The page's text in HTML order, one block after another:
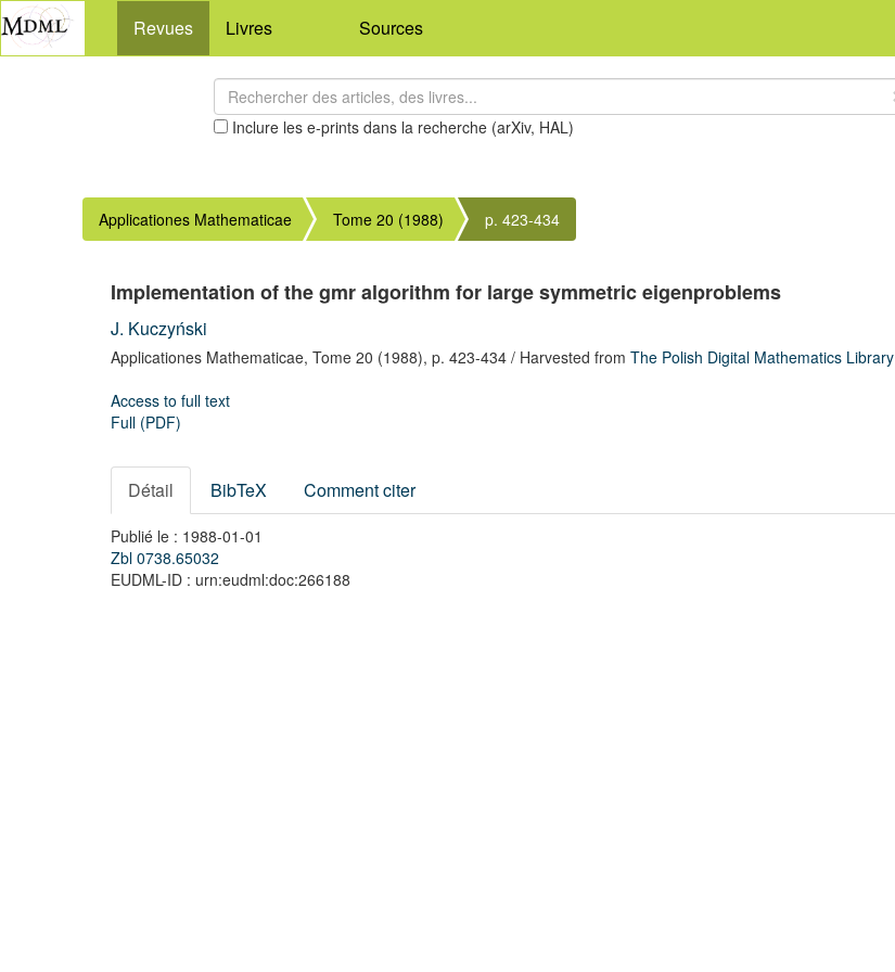
Revues Livres Sources
Inclure les e-prints dans la recherche (arXiv, HAL)
Applicationes Mathematicae Tome 20 (1988) p. 423-434
Implementation of the gmr algorithm for large symmetric eigenproblems
J. Kuczyński
Applicationes Mathematicae, Tome 20 (1988), p. 423-434 / Harvested from The Polish Digital Mathematics Library
Access to full text
Full (PDF)
Détail BibTeX Comment citer
Publié le : 1988-01-01
Zbl 0738.65032
EUDML-ID : urn:eudml:doc:266188